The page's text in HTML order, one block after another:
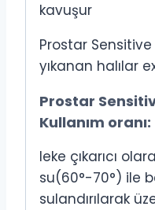
kavuşur
Prostar
yıkanan halılar
Prostar
Kullanım oranı:
leke çıkarıcı
su(60°-70°) ile
sulandırılarak